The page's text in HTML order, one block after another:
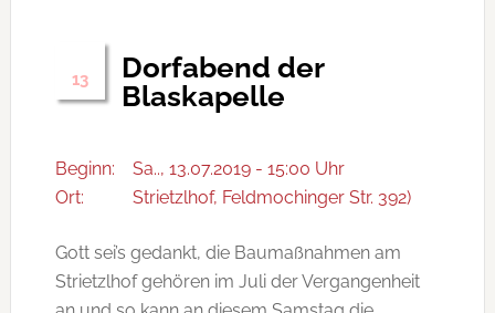
13
Dorfabend der
Blaskapelle
Beginn:
Sa.., 13.07.2019 - 15:00 Uhr
Ort:
Strietzlhof, Feldmochinger Str. 392)
Gott sei’s gedankt, die Baumaßnahmen am
Strietzlhof gehören im Juli der Vergangenheit